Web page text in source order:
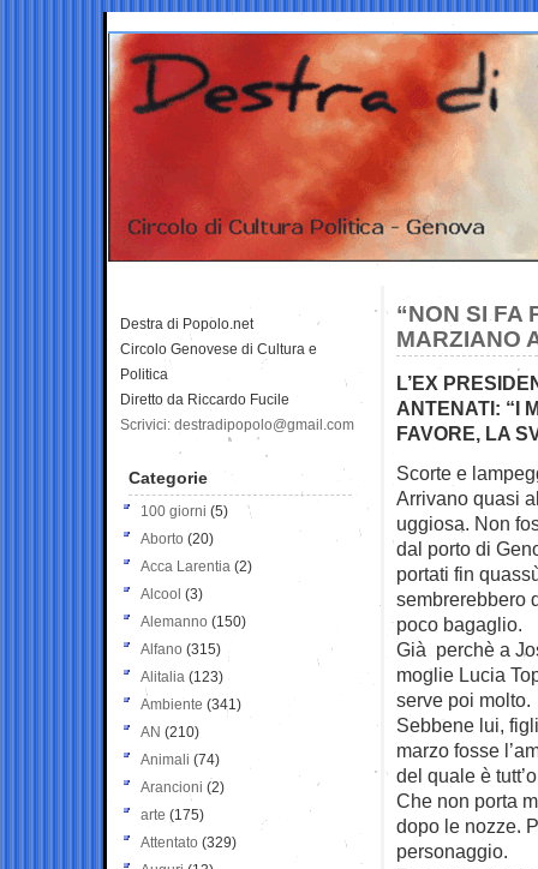
“NON SI FA
MARZIANO
L’EX
ANTENATI: “I
FAVORE, LA
Scorte e
Arrivano quasi
uggiosa. Non
dal porto di
portati fin
sembrerebbero
poco bagaglio.
Già perchè a
moglie Lucia
serve poi molto.
Sebbene lui,
marzo fosse
del quale è
Che non porta
dopo le nozze.
personaggio.
Destra di Popolo.net
Circolo Genovese di Cultura e
Politica
Diretto da Riccardo Fucile
Scrivici: destradipopolo@gmail.com
Categorie
100 giorni (5)
Aborto (20)
Acca Larentia (2)
Alcool (3)
Alemanno (150)
Alfano (315)
Alitalia (123)
Ambiente (341)
AN (210)
Animali (74)
Arancioni (2)
arte (175)
Attentato (329)